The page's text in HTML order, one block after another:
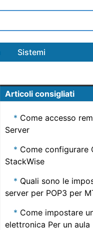
Sistemi
Articoli consigliati
Come accesso
Server
Come configurare
StackWise
Quali sono le
server per POP3 per
Come impostare
elettronica Per un aula